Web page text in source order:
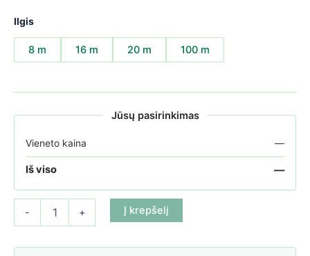
Ilgis
8 m 16 m 20 m 100 m
Jūsų pasirinkimas
Vieneto kaina —
Iš viso —
-
produkto kiekis: EPDM guminė šoninė tarpinė prispaudimo
+ Į krepšelį